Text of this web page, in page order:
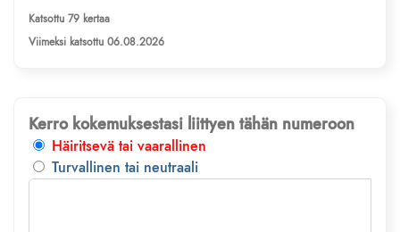
Katsottu 79 kertaa
Viimeksi katsottu 06.08.2026
Kerro kokemuksestasi liittyen tähän numeroon
Häiritsevä tai vaarallinen
Turvallinen tai neutraali